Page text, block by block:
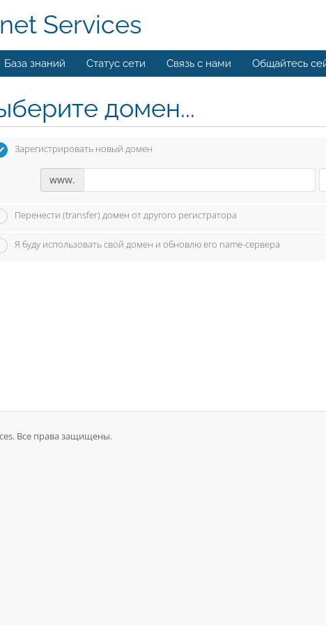
Services
База знаний Статус сети Связь с нами Общайтесь
домен...
Зарегистрировать новый домен
www.
Перенести (transfer) домен от другого регистратора
Я буду использовать свой домен и обновлю его name-сервера
Все права защищены.